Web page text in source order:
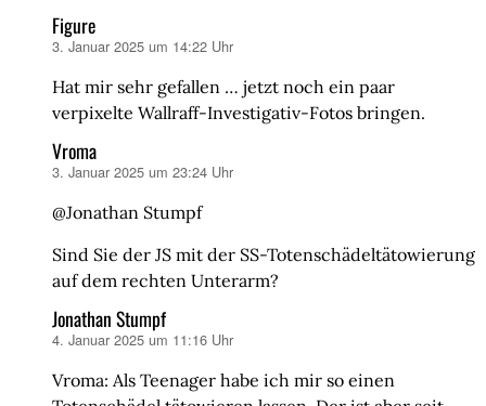
Figure
sagt:
3. Januar 2025 um 14:22 Uhr
Hat mir sehr gefallen … jetzt noch ein paar
verpixelte Wallraff-Investigativ-Fotos bringen.
Vroma
sagt:
3. Januar 2025 um 23:24 Uhr
@Jonathan Stumpf
Sind Sie der JS mit der SS-Totenschädeltätowierung
auf dem rechten Unterarm?
Jonathan Stumpf
sagt:
4. Januar 2025 um 11:16 Uhr
Vroma: Als Teenager habe ich mir so einen